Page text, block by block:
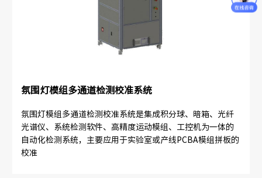
氛围灯模组多通道检测校准系统
氛围灯模组多通道检测校准系统是集成积分球、暗箱、光纤
光谱仪、系统检测软件、高精度运动模组、工控机为一体的
自动化检测系统，主要应用于实验室或产线PCBA模组拼板的
校准